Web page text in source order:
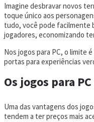
Imagine desbravar novos
toque único aos
tudo, você pode facilmente
jogadores, economizando
Nos jogos para PC, o limite
portas para experiências
Os jogos para
Uma das vantagens dos
tendem a ter preços mais